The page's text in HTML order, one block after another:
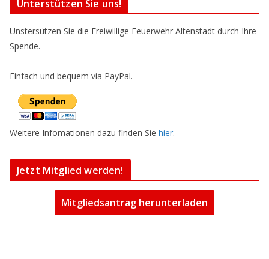
Unterstützen Sie uns!
Unstersützen Sie die Freiwillige Feuerwehr Altenstadt durch Ihre
Spende.
Einfach und bequem via PayPal.
Weitere Infomationen dazu finden Sie hier.
Jetzt Mitglied werden!
Mitgliedsantrag herunterladen